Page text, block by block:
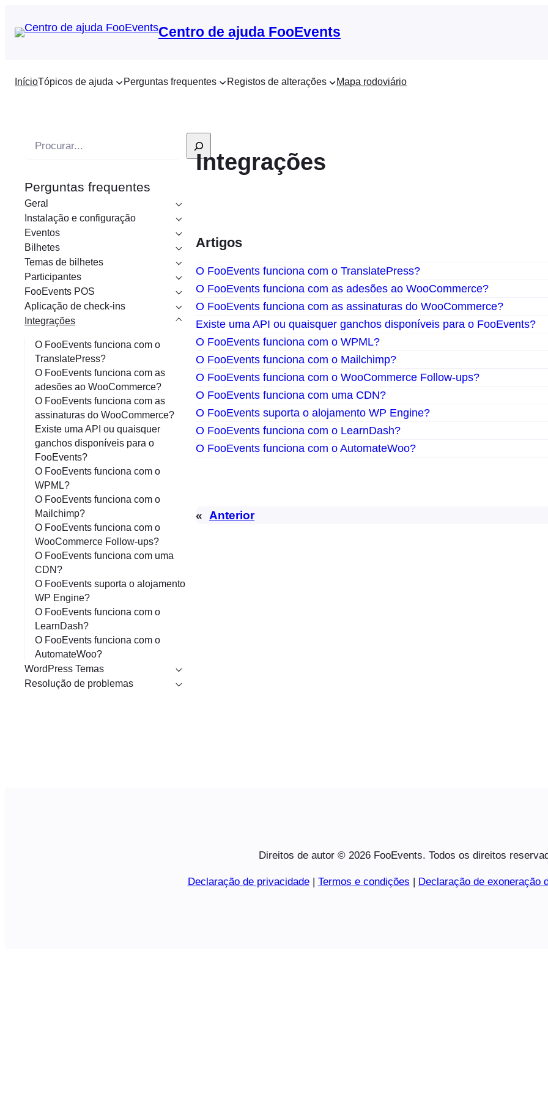
Centro de ajuda FooEvents
InícioTópicos de ajuda Perguntas frequentes Registos de alterações Mapa rodoviário
q
u
i
s
a
r
Perguntas frequentes
Geral
Instalação e configuração
Eventos
Bilhetes
Temas de bilhetes
Participantes
FooEvents POS
Aplicação de check-ins
Integrações
O FooEvents funciona com o
TranslatePress?
O FooEvents funciona com as
adesões ao WooCommerce?
O FooEvents funciona com as
assinaturas do WooCommerce?
Existe uma API ou quaisquer
ganchos disponíveis para o
FooEvents?
O FooEvents funciona com o
WPML?
O FooEvents funciona com o
Mailchimp?
O FooEvents funciona com o
WooCommerce Follow-ups?
O FooEvents funciona com uma
CDN?
O FooEvents suporta o alojamento
WP Engine?
O FooEvents funciona com o
LearnDash?
O FooEvents funciona com o
AutomateWoo?
WordPress Temas
Resolução de problemas
Integrações
Artigos
O FooEvents funciona com o TranslatePress?
O FooEvents funciona com as adesões ao WooCommerce?
O FooEvents funciona com as assinaturas do WooCommerce?
Existe uma API ou quaisquer ganchos disponíveis para o FooEvents?
O FooEvents funciona com o WPML?
O FooEvents funciona com o Mailchimp?
O FooEvents funciona com o WooCommerce Follow-ups?
O FooEvents funciona com uma CDN?
O FooEvents suporta o alojamento WP Engine?
O FooEvents funciona com o LearnDash?
O FooEvents funciona com o AutomateWoo?
« Anterior
Direitos de autor © 2026 FooEvents. Todos os direitos
Declaração de privacidade| Termos e condições | Declaração de exoneração